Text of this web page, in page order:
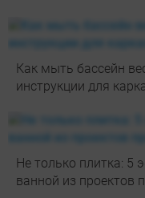
Как мыть бассейн
инструкции для
Не только плитка: 5
ванной из проектов